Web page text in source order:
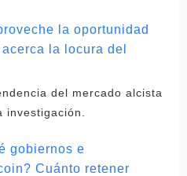
la oportunidad
la locura del
del mercado alcista
investigación.
gobiernos e
Cuánto retener